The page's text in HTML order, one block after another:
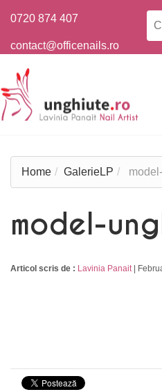
0720 874 407
contact@officenails.ro
Home GalerieLP
model-
Articol scris de : Lavinia Panait|